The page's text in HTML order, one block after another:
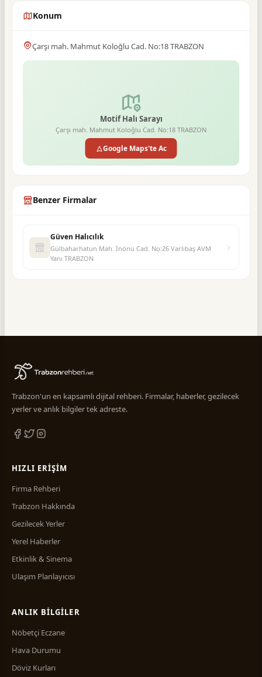
Konum
Çarşı mah. Mahmut Koloğlu Cad. No:18 TRABZON
Motif Halı Sarayı
Çarşı mah. Mahmut Koloğlu Cad. No:18 TRABZON
Google Maps'te Ac
Benzer Firmalar
Güven Halıcılık
Gülbaharhatun Mah. İnönü Cad. No:26 Varlıbaş AVM
Yanı TRABZON
Trabzon'un en kapsamlı dijital rehberi. Firmalar, haberler, gezilecek
yerler ve anlık bilgiler tek adreste.
HIZLI ERIŞIM
Firma Rehberi
Trabzon Hakkında
Gezilecek Yerler
Yerel Haberler
Etkinlik & Sinema
Ulaşım Planlayıcısı
ANLIK BILGILER
Nöbetçi Eczane
Hava Durumu
Döviz Kurları